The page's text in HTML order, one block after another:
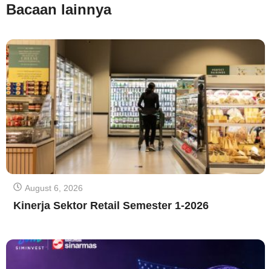
Bacaan lainnya
August 6, 2026
Kinerja Sektor Retail Semester 1-2026